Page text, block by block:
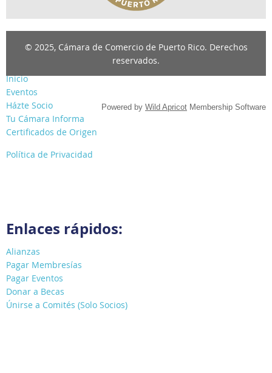
Inicio
Eventos
Házte Socio
Tu Cámara Informa
Certificados de Origen
Política de Privacidad
Enlaces rápidos:
Alianzas
Pagar Membresías
Pagar Eventos
Donar a Becas
Únirse a Comités (Solo Socios)
© 2025, Cámara de Comercio de Puerto Rico. Derechos
reservados.
Powered by Wild Apricot Membership Software